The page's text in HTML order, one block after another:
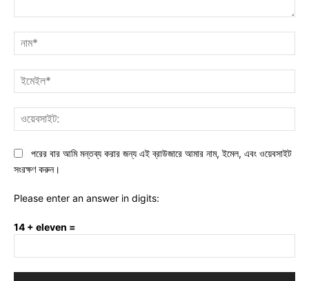
পরের বার আমি মন্তব্য করার জন্য এই ব্রাউজারে আমার নাম, ইমেল, এবং ওয়েবসাইট
সংরক্ষণ করুন।
Please enter an answer in digits:
14 + eleven =